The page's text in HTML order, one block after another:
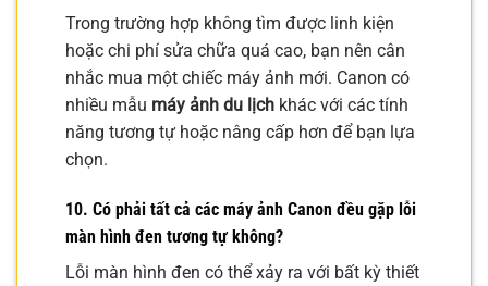
Trong trường hợp không tìm được linh kiện
hoặc chi phí sửa chữa quá cao, bạn nên cân
nhắc mua một chiếc máy ảnh mới. Canon có
nhiều mẫu máy ảnh du lịch khác với các tính
năng tương tự hoặc nâng cấp hơn để bạn lựa
chọn.
10. Có phải tất cả các máy ảnh Canon đều gặp lỗi
màn hình đen tương tự không?
Lỗi màn hình đen có thể xảy ra với bất kỳ thiết